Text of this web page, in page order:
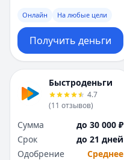
Онлайн На любые цели
Получить деньги
Быстроденьги
4.7
(11 отзывов)
Сумма
до 30 000 ₽
Срок
до 21 дней
Одобрение
Среднее